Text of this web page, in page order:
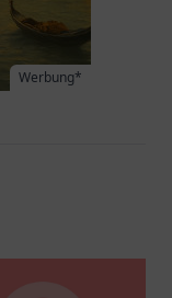
Werbung*